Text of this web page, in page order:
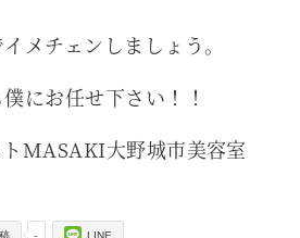
メチェンしましょう。
にお任せ下さい！！
トMASAKI大野城市美容室
- LINE